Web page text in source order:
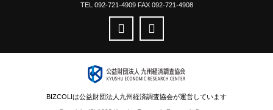
TEL 092-721-4909 FAX 092-721-4908
BIZCOLIは公益財団法人九州経済調査協会が運営しています